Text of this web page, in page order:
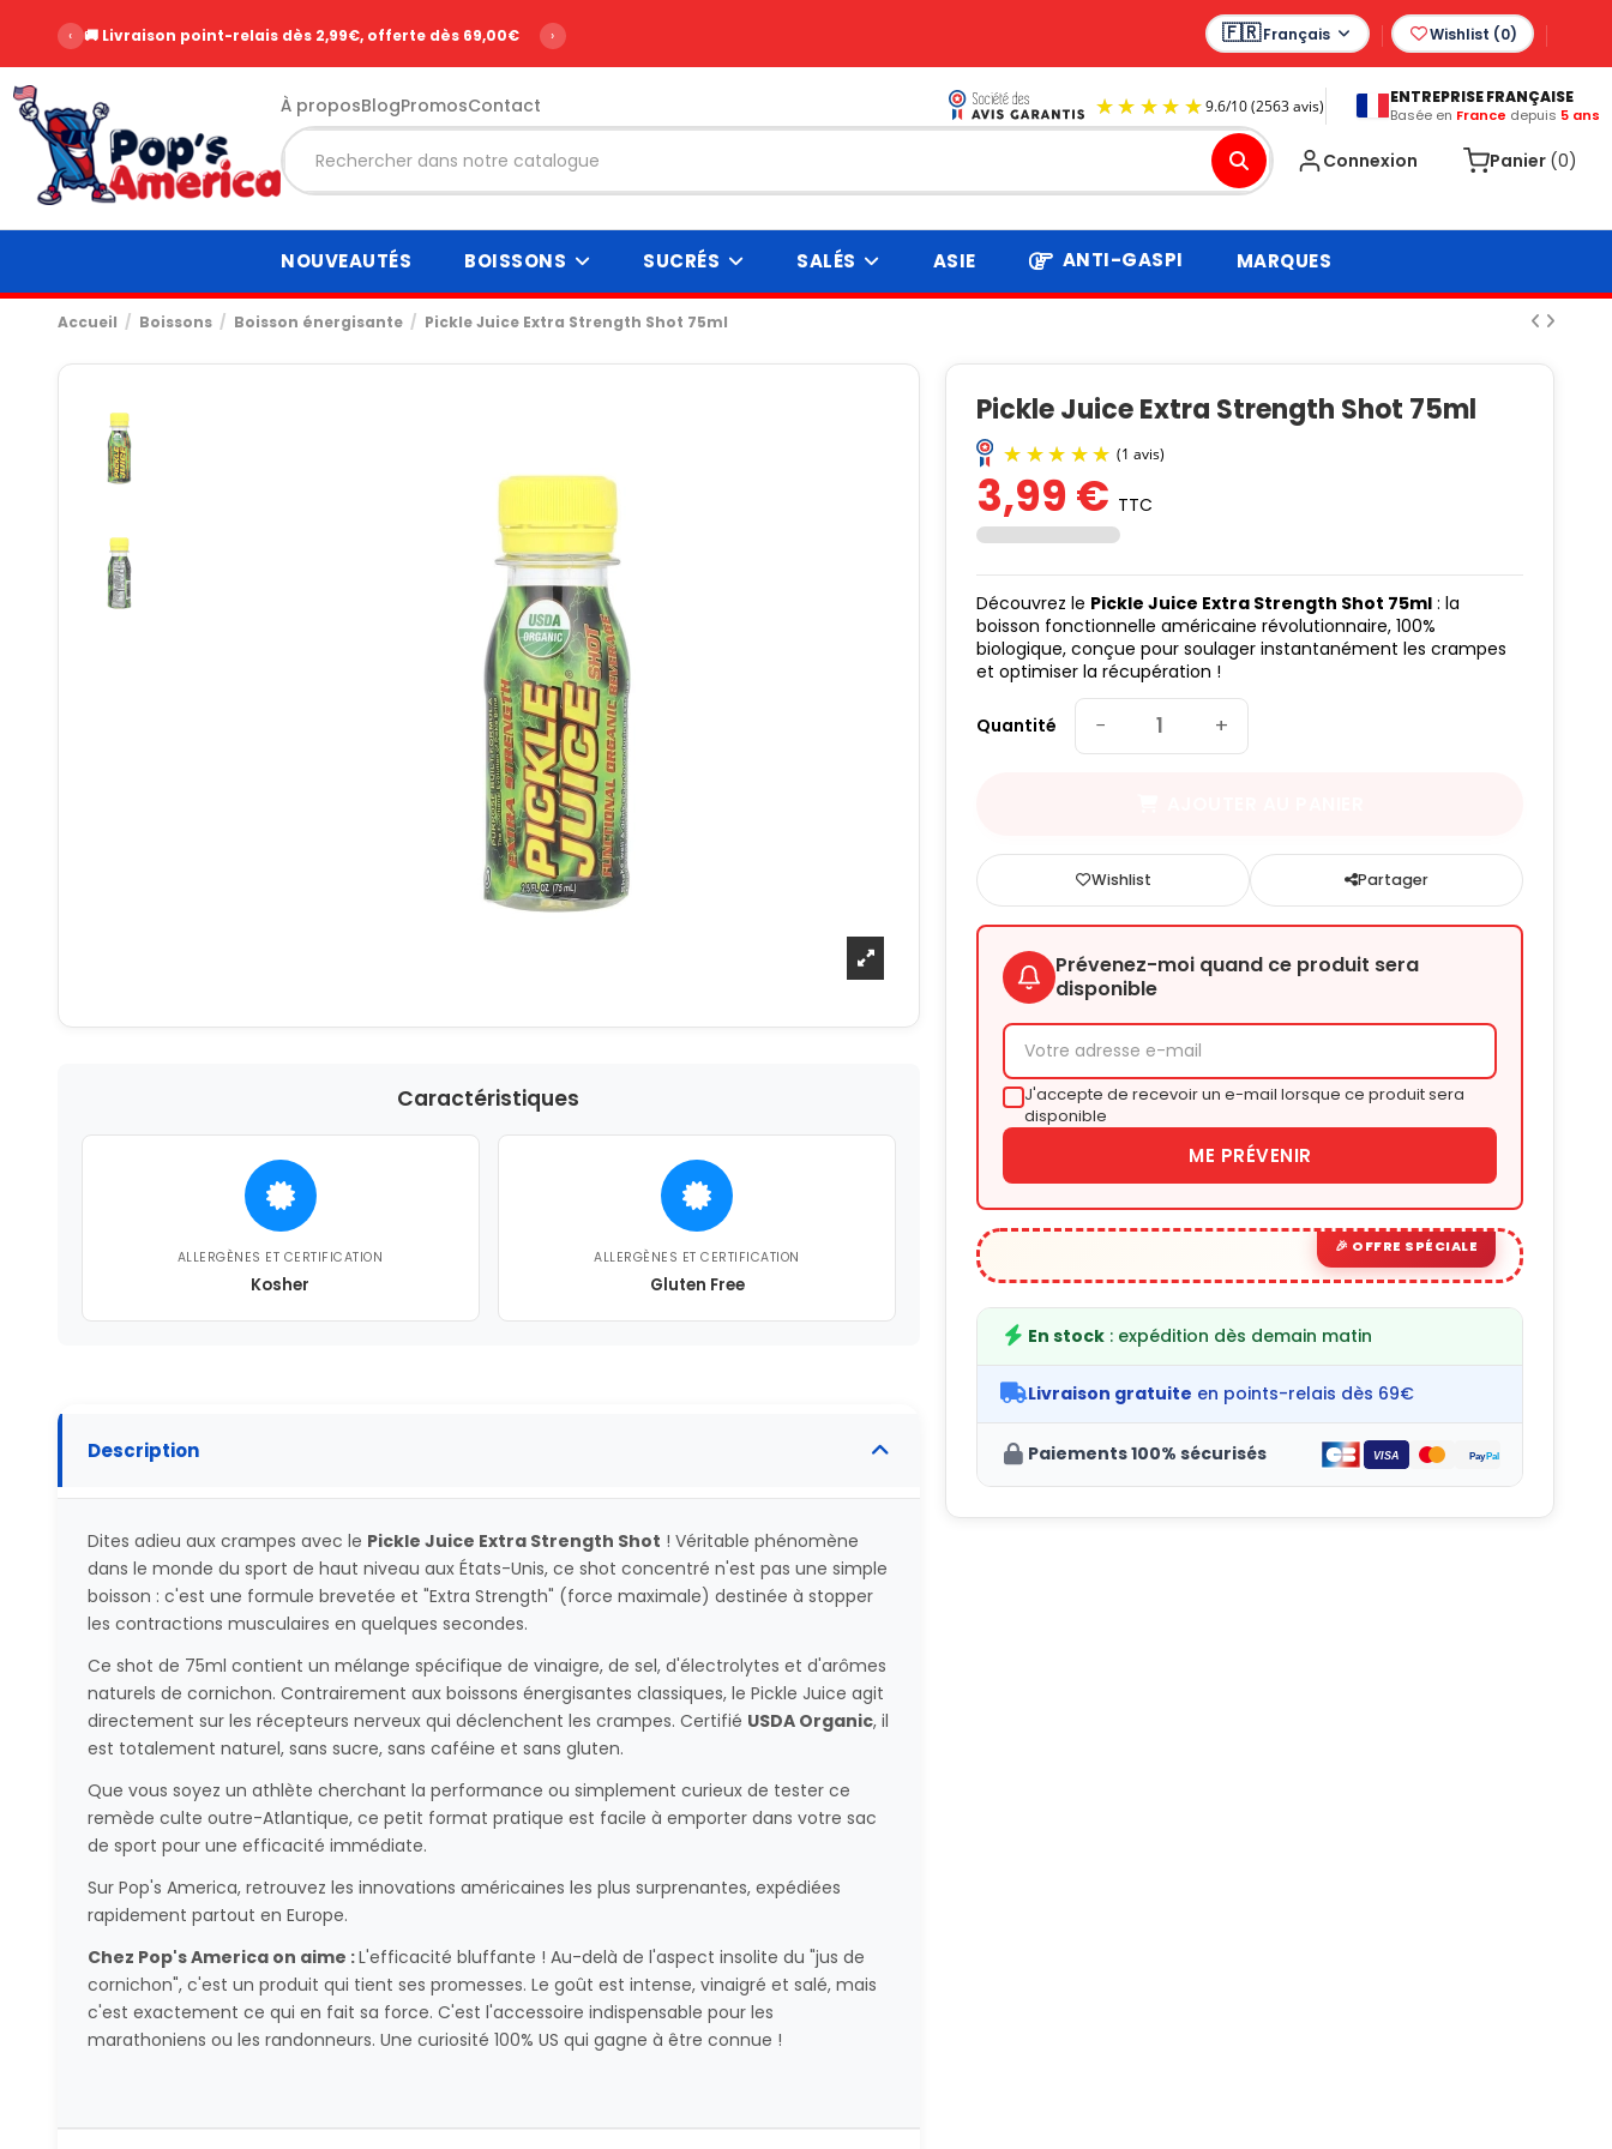
‹ 🚚 Livraison point-relais dès 2,99€, offerte dès 69,00€ › Français Wishlist (0)
À proposBlogPromosContact
9.6/10 (2563 avis)
ENTREPRISE FRANÇAISE
Basée en France depuis 5 ans
Connexion Panier (0)
NOUVEAUTÉS BOISSONS SUCRÉS SALÉS ASIE ANTI-GASPI MARQUES
Accueil Boissons Boisson énergisante Pickle Juice Extra Strength Shot 75ml
Caractéristiques
ALLERGÈNES ET CERTIFICATION
Kosher
ALLERGÈNES ET CERTIFICATION
Gluten Free
Description
Dites adieu aux crampes avec le Pickle Juice Extra Strength Shot ! Véritable phénomène
dans le monde du sport de haut niveau aux États-Unis, ce shot concentré n'est pas une simple
boisson : c'est une formule brevetée et "Extra Strength" (force maximale) destinée à stopper
les contractions musculaires en quelques secondes.
Ce shot de 75ml contient un mélange spécifique de vinaigre, de sel, d'électrolytes et d'arômes
naturels de cornichon. Contrairement aux boissons énergisantes classiques, le Pickle Juice agit
directement sur les récepteurs nerveux qui déclenchent les crampes. Certifié USDA Organic, il
est totalement naturel, sans sucre, sans caféine et sans gluten.
Que vous soyez un athlète cherchant la performance ou simplement curieux de tester ce
remède culte outre-Atlantique, ce petit format pratique est facile à emporter dans votre sac
de sport pour une efficacité immédiate.
Sur Pop's America, retrouvez les innovations américaines les plus surprenantes, expédiées
rapidement partout en Europe.
Chez Pop's America on aime :L'efficacité bluffante ! Au-delà de l'aspect insolite du "jus de
cornichon", c'est un produit qui tient ses promesses. Le goût est intense, vinaigré et salé, mais
c'est exactement ce qui en fait sa force. C'est l'accessoire indispensable pour les
marathoniens ou les randonneurs. Une curiosité 100% US qui gagne à être connue !
Pickle Juice Extra Strength Shot 75ml
3,99 € TTC
Découvrez le Pickle Juice Extra Strength Shot 75ml : la
boisson fonctionnelle américaine révolutionnaire, 100%
biologique, conçue pour soulager instantanément les crampes
et optimiser la récupération !
Quantité − +
Wishlist Partager
Prévenez-moi quand ce produit sera
disponible
J'accepte de recevoir un e-mail lorsque ce produit sera
disponible
ME PRÉVENIR
En stock : expédition dès demain matin
Livraison gratuite en points-relais dès 69€
Paiements 100% sécurisés